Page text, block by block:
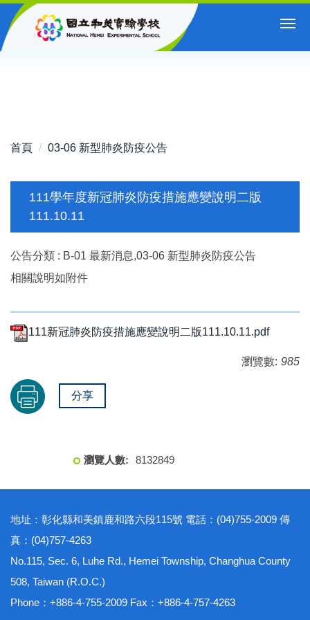
跳
到
首頁 03-06 新型肺炎防疫公告
111學年度新冠肺炎防疫措施應變說明二版
111.10.11
公告分類 : B-01 最新消息,03-06 新型肺炎防疫公告
相關說明如附件
111新冠肺炎防疫措施應變說明二版111.10.11.pdf
瀏覽數: 985
分享
8132849
地址：彰化縣和美鎮鹿和路六段115號 電話：(04)755-2009 傳
真：(04)757-4263
No.115, Sec. 6, Luhe Rd., Hemei Township, Changhua County
508, Taiwan (R.O.C.)
Phone：+886-4-755-2009 Fax：+886-4-757-4263